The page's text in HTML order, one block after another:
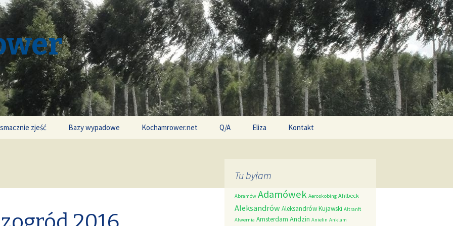
zjeść Bazy wypadowe Kochamrower.net Q/A Eliza Kontakt
Tu byłam
Abramów Adamówek Aeroskobing Ahlbeck
AleksandrówAleksandrów Kujawski Altranft
Alwernia Amsterdam Andzin Anielin Anklam